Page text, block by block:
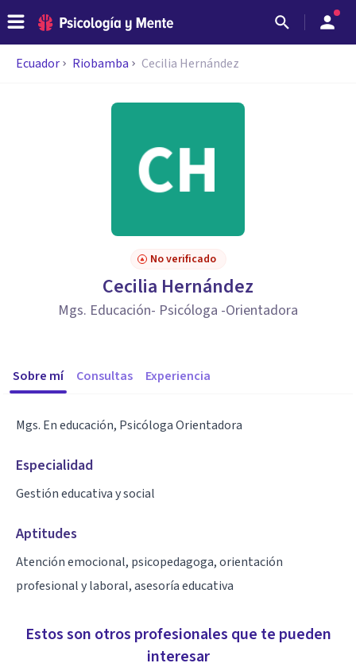
Ecuador Riobamba Cecilia Hernández
No verificado
Cecilia Hernández
Mgs. Educación- Psicóloga -Orientadora
Sobre mí Consultas Experiencia
Mgs. En educación, Psicóloga Orientadora
Especialidad
Gestión educativa y social
Aptitudes
Atención emocional, psicopedagoga, orientación
profesional y laboral, asesoría educativa
Estos son otros profesionales que te pueden
interesar